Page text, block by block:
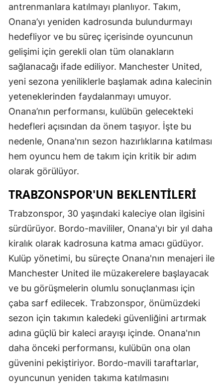
antrenmanlara katılmayı planlıyor. Takım,
Onana’yı yeniden kadrosunda bulundurmayı
hedefliyor ve bu süreç içerisinde oyuncunun
gelişimi için gerekli olan tüm olanakların
sağlanacağı ifade ediliyor. Manchester United,
yeni sezona yeniliklerle başlamak adına kalecinin
yeteneklerinden faydalanmayı umuyor.
Onana’nın performansı, kulübün gelecekteki
hedefleri açısından da önem taşıyor. İşte bu
nedenle, Onana'nın sezon hazırlıklarına katılması
hem oyuncu hem de takım için kritik bir adım
olarak görülüyor.
TRABZONSPOR'UN BEKLENTILERI
Trabzonspor, 30 yaşındaki kaleciye olan ilgisini
sürdürüyor. Bordo-mavililer, Onana'yı bir yıl daha
kiralık olarak kadrosuna katma amacı güdüyor.
Kulüp yönetimi, bu süreçte Onana'nın menajeri ile
Manchester United ile müzakerelere başlayacak
ve bu görüşmelerin olumlu sonuçlanması için
çaba sarf edilecek. Trabzonspor, önümüzdeki
sezon için takımın kaledeki güvenliğini artırmak
adına güçlü bir kaleci arayışı içinde. Onana'nın
daha önceki performansı, kulübün ona olan
güvenini pekiştiriyor. Bordo-mavili taraftarlar,
oyuncunun yeniden takıma katılmasını